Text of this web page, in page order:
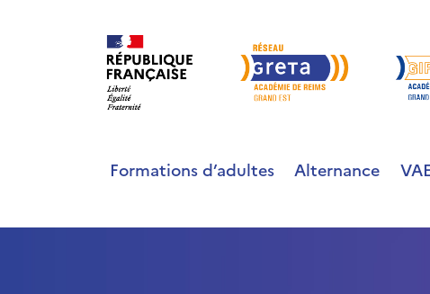
Formations d’adultes Alternance VAE